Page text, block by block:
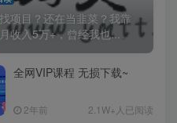
项目？还在当韭菜？我靠
收入5万+，曾经我也...
全网VIP课程 无损下载~
2年前 2.1W+人已阅读